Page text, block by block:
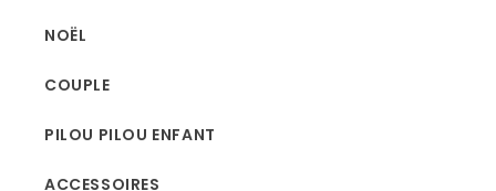
NOËL
COUPLE
PILOU PILOU ENFANT
ACCESSOIRES